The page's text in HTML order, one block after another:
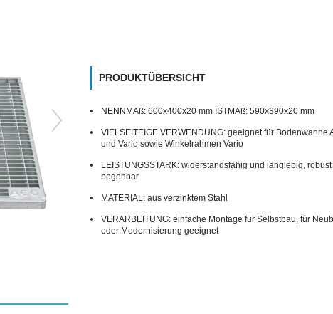
PRODUKTÜBERSICHT
NENNMAß: 600x400x20 mm ISTMAß: 590x390x20 mm
VIELSEITEIGE VERWENDUNG: geeignet für Bodenwanne
und Vario sowie Winkelrahmen Vario
LEISTUNGSSTARK: widerstandsfähig und langlebig, robust
begehbar
MATERIAL: aus verzinktem Stahl
VERARBEITUNG: einfache Montage für Selbstbau, für
oder Modernisierung geeignet